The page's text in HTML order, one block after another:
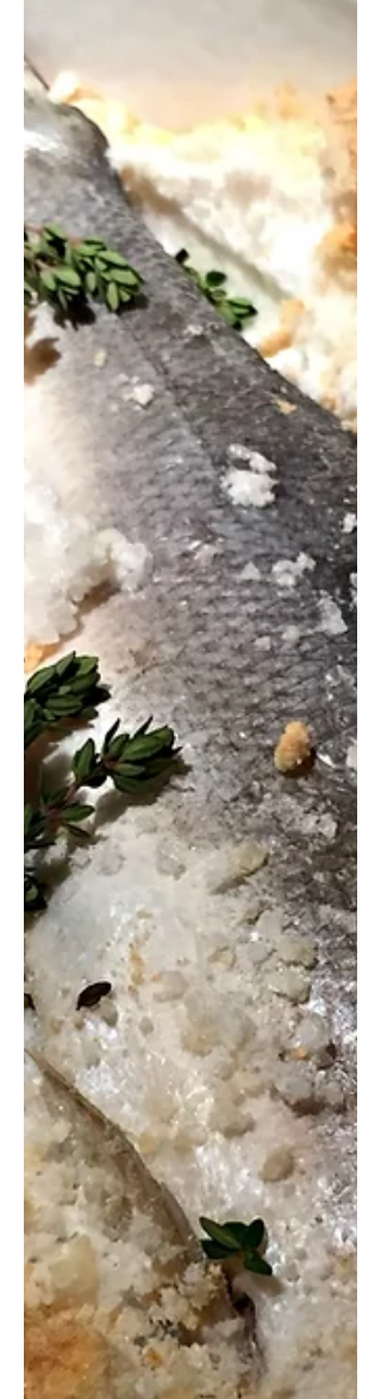
čerstvá...